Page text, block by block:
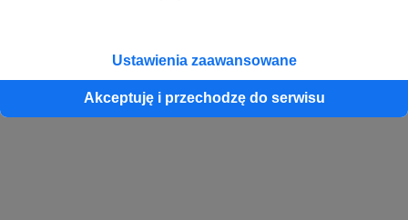
Ustawienia zaawansowane
Akceptuję i przechodzę do serwisu
konta przez osobę niepełnoletnią” dostępny w regulaminie Patronite.pl